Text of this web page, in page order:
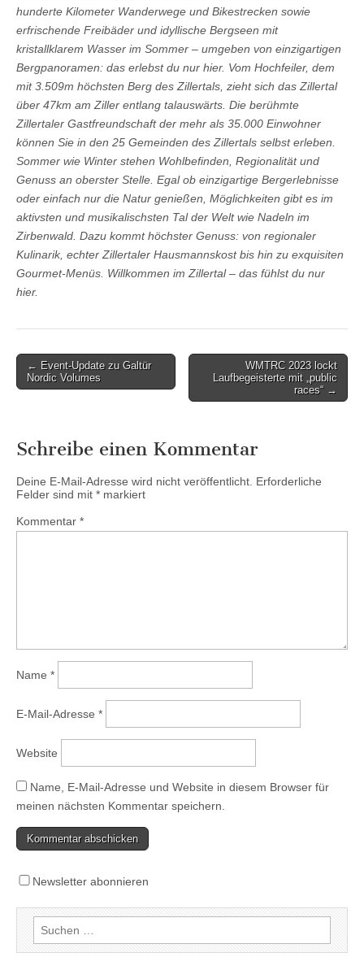
hunderte Kilometer Wanderwege und Bikestrecken sowie
erfrischende Freibäder und idyllische Bergseen mit
kristallklarem Wasser im Sommer – umgeben von einzigartigen
Bergpanoramen: das erlebst du nur hier. Vom Hochfeiler, dem
mit 3.509m höchsten Berg des Zillertals, zieht sich das Zillertal
über 47km am Ziller entlang talauswärts. Die berühmte
Zillertaler Gastfreundschaft der mehr als 35.000 Einwohner
können Sie in den 25 Gemeinden des Zillertals selbst erleben.
Sommer wie Winter stehen Wohlbefinden, Regionalität und
Genuss an oberster Stelle. Egal ob einzigartige Bergerlebnisse
oder einfach nur die Natur genießen, Möglichkeiten gibt es im
aktivsten und musikalischsten Tal der Welt wie Nadeln im
Zirbenwald. Dazu kommt höchster Genuss: von regionaler
Kulinarik, echter Zillertaler Hausmannskost bis hin zu exquisiten
Gourmet-Menüs. Willkommen im Zillertal – das fühlst du nur
hier.
Post
navigation
← Event-Update zu Galtür
Nordic Volumes
WMTRC 2023 lockt
Laufbegeisterte mit „public
races“ →
Schreibe einen Kommentar
Deine E-Mail-Adresse wird nicht veröffentlicht. Erforderliche
Felder sind mit * markiert
Kommentar *
Name *
E-Mail-Adresse *
Website
Name, E-Mail-Adresse und Website in diesem Browser für
meinen nächsten Kommentar speichern.
Newsletter abonnieren
Suchen
nach: